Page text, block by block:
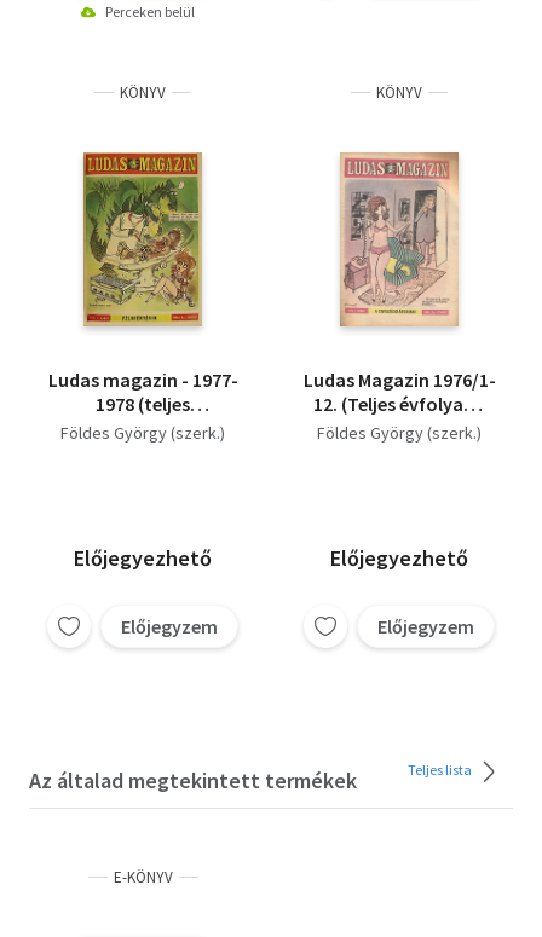
Perceken belül
KÖNYV
Ludas magazin - 1977-
1978 (teljes
évfolyamok, 24 szám)
Földes György (szerk.)
Előjegyezhető
Előjegyzem
KÖNYV
Ludas Magazin 1976/1-
12. (Teljes évfolyam,
lapszámonként +
Földes György (szerk.)
Előjegyezhető
Előjegyzem
Az általad megtekintett termékek Teljes lista
E-KÖNYV